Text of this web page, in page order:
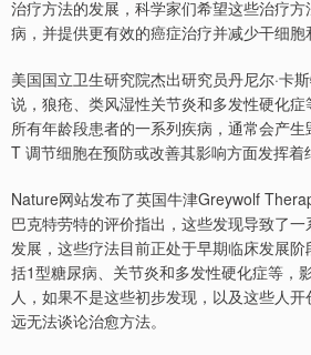
治疗方法的发展，科学家们希望这些治疗
病，并提供更有效的癌症治疗并减少干细胞
美国国立卫生研究院杰出研究员丹尼尔·卡
说，狼疮、类风湿性关节炎和多发性硬化
所有年龄段患者的一系列疾病，通常会产生
T 调节细胞在预防或改善其影响方面发挥着
Nature网站发布了英国牛津Greywolf
巴克特劳特的评价指出，这些发现导致了
发展，这些疗法目前正处于早期临床发展
括1型糖尿病、关节炎和多发性硬化症等，
人，如果不是这些初步发现，以及这些人
远无法谈论治愈方法。